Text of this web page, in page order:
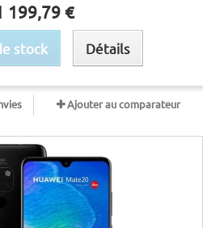
199,79 €
stock Détails
Ajouter au comparateur